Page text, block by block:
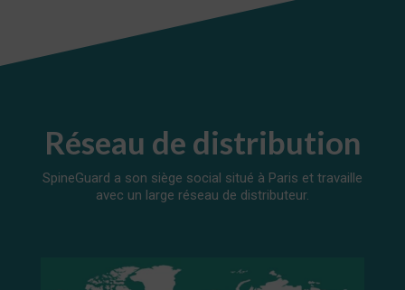
Réseau de distribution
SpineGuard a son siège social situé à Paris et travaille
avec un large réseau de distributeur.